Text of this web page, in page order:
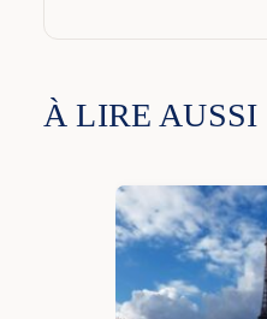
À LIRE AUSSI